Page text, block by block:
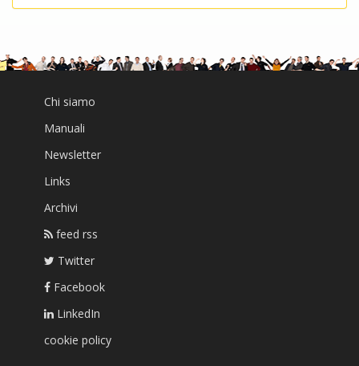
Chi siamo
Manuali
Newsletter
Links
Archivi
feed rss
Twitter
Facebook
LinkedIn
cookie policy